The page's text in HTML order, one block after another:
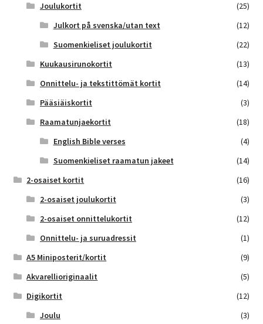
Joulukortit
(25)
Julkort på svenska/utan text
(12)
Suomenkieliset joulukortit
(22)
Kuukausirunokortit
(13)
Onnittelu- ja tekstittömät kortit
(14)
Pääsiäiskortit
(3)
Raamatunjaekortit
(18)
English Bible verses
(4)
Suomenkieliset raamatun jakeet
(14)
2-osaiset kortit
(16)
2-osaiset joulukortit
(3)
2-osaiset onnittelukortit
(12)
Onnittelu- ja suruadressit
(1)
A5 Miniposterit/kortit
(9)
Akvarellioriginaalit
(5)
Digikortit
(12)
Joulu
(3)